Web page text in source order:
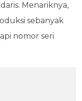
Menariknya,
sebanyak
nomor seri